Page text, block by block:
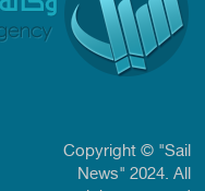
Copyright © "Sail
News" 2024. All